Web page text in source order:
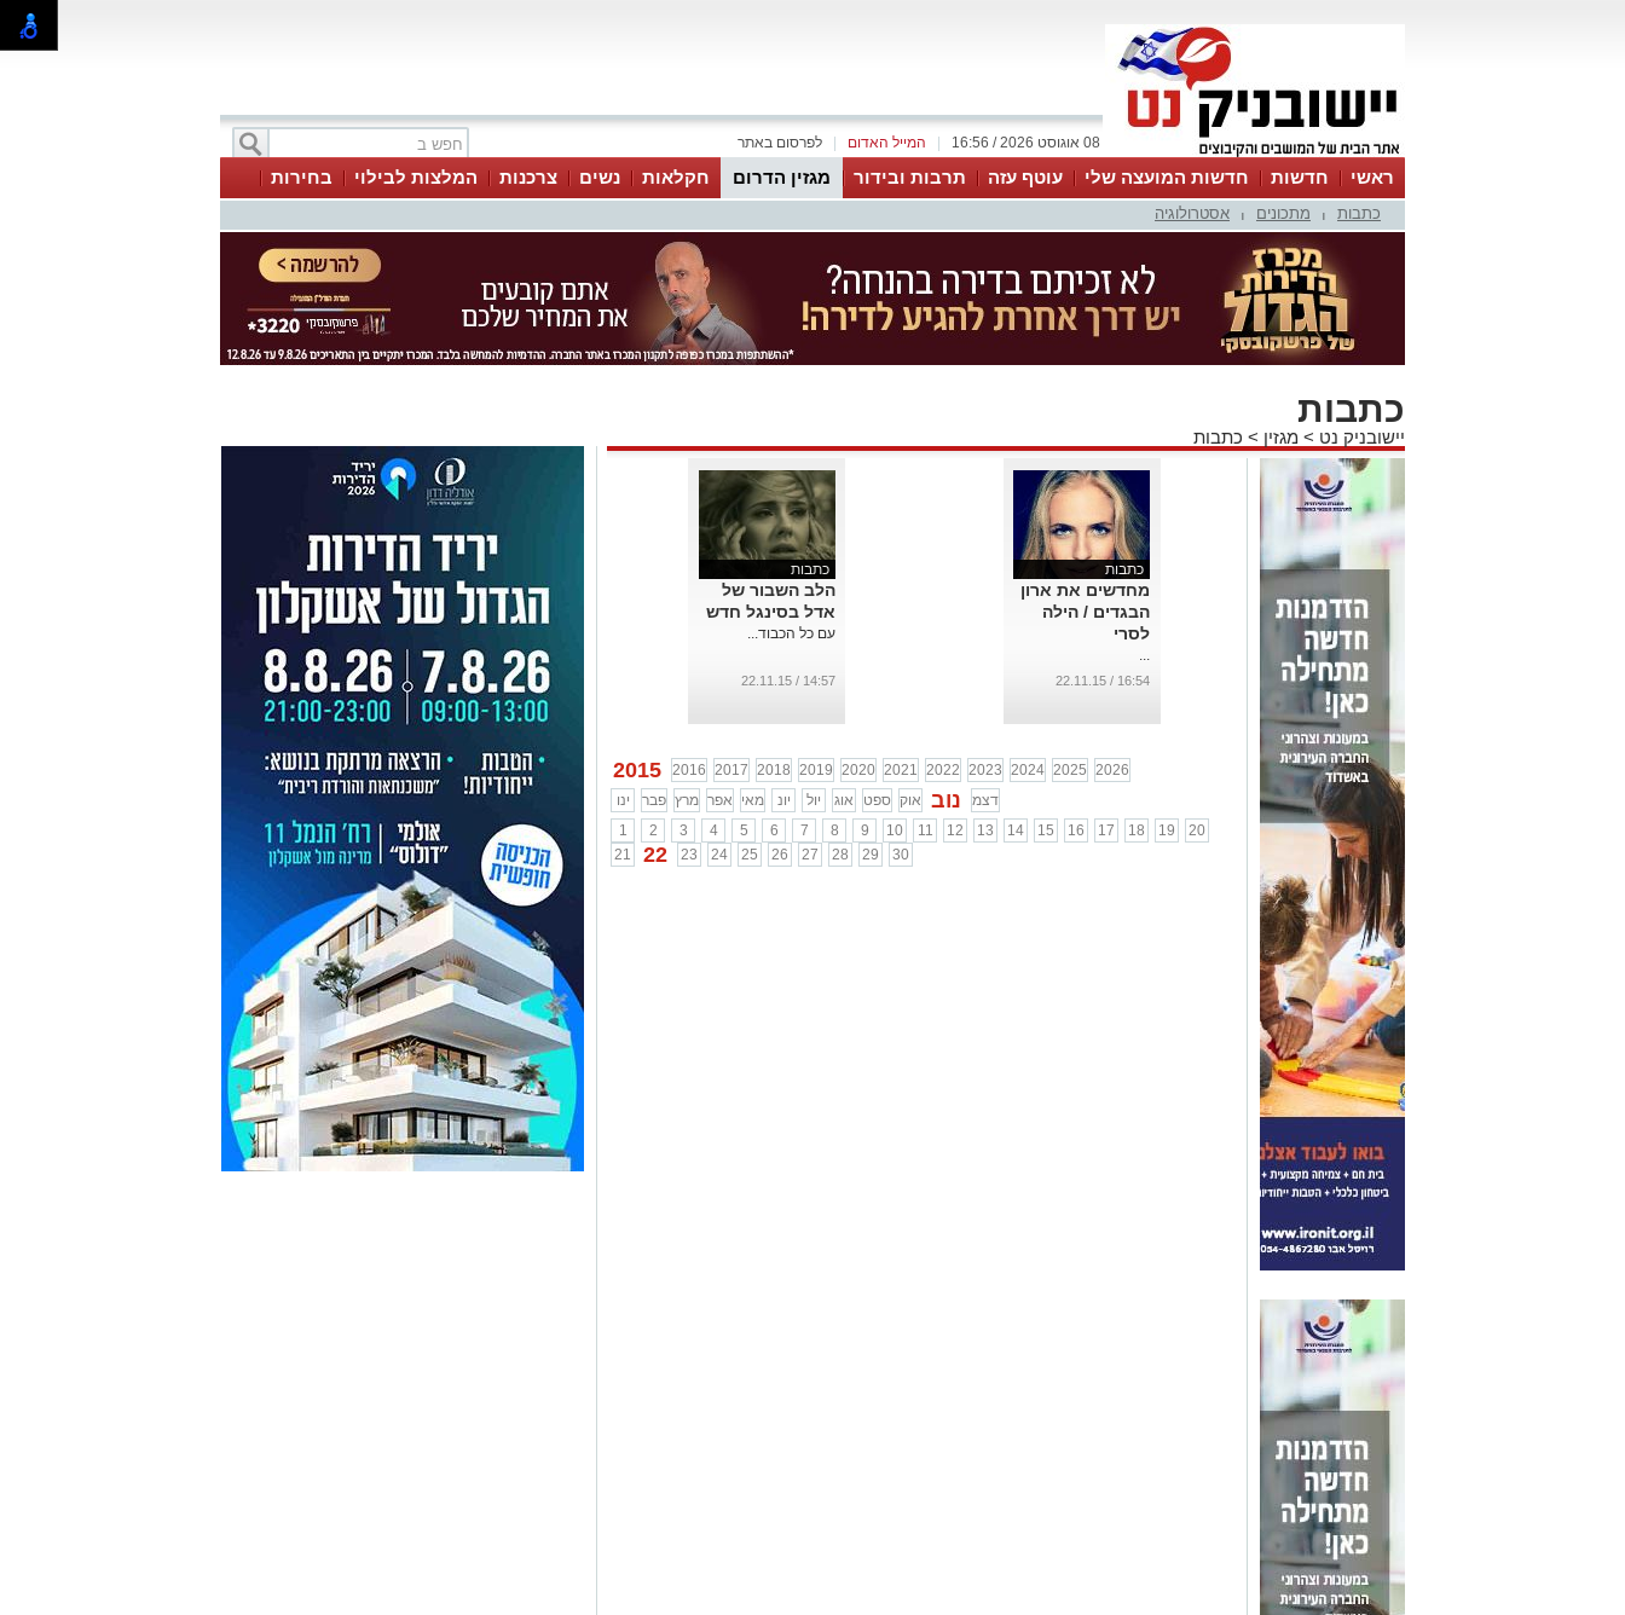
לפרסום באתר המייל האדום 08 אוגוסט 2026 / 16:56
ראשי חדשות חדשות המועצה שלי עוטף עזה תרבות ובידור מגזין הדרום חקלאות נשים צרכנות המלצות לבילוי
בחירות
אינדקס עסקים
לוח טיפים והמלצות כתבות מתכונים אסטרולוגיה
כתבות
יישובניק נט > מגזין > כתבות
כתבות
מחדשים את ארון
הבגדים / הילה
לסרי
...
16:54 / 22.11.15
כתבות
הלב השבור של
אדל בסינגל חדש
עם כל הכבוד...
14:57 / 22.11.15
2015 2016 2017 2018 2019 2020 2021 2022 2023 2024 2025 2026
ינו
פבר מרץ אפר מאי יונ יול אוג ספט אוק נוב
דצמ
1
2 3 4 5 6 7 8 9 10 11 12 13 14 15 16 17 18 19
20
21
22 23 24 25 26 27 28 29 30